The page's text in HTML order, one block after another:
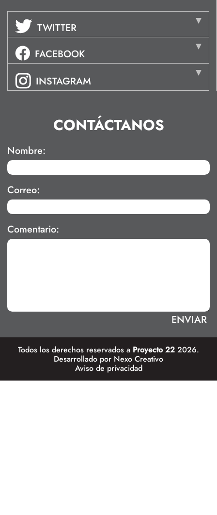
TWITTER
FACEBOOK
INSTAGRAM
CONTÁCTANOS
Nombre:
Correo:
Comentario:
Todos los derechos reservados a Proyecto 22 2026.
Desarrollado por Nexo Creativo
Aviso de privacidad